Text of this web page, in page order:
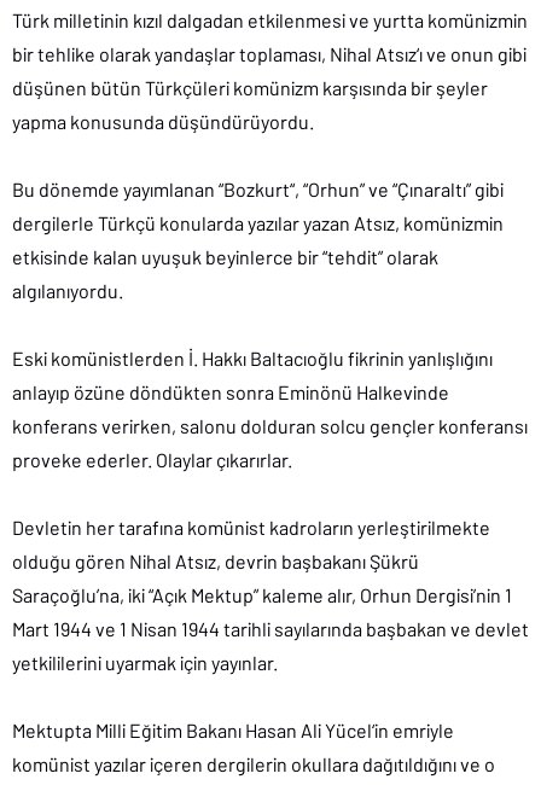
Türk milletinin kızıl dalgadan etkilenmesi ve yurtta komünizmin
bir tehlike olarak yandaşlar toplaması, Nihal Atsız‘ı ve onun gibi
düşünen bütün Türkçüleri komünizm karşısında bir şeyler
yapma konusunda düşündürüyordu.
Bu dönemde yayımlanan “Bozkurt“, “Orhun” ve “Çınaraltı” gibi
dergilerle Türkçü konularda yazılar yazan Atsız, komünizmin
etkisinde kalan uyuşuk beyinlerce bir “tehdit” olarak
algılanıyordu.
Eski komünistlerden İ. Hakkı Baltacıoğlu fikrinin yanlışlığını
anlayıp özüne döndükten sonra Eminönü Halkevinde
konferans verirken, salonu dolduran solcu gençler konferansı
proveke ederler. Olaylar çıkarırlar.
Devletin her tarafına komünist kadroların yerleştirilmekte
olduğu gören Nihal Atsız, devrin başbakanı Şükrü
Saraçoğlu’na, iki “Açık Mektup” kaleme alır, Orhun Dergisi’nin 1
Mart 1944 ve 1 Nisan 1944 tarihli sayılarında başbakan ve devlet
yetkililerini uyarmak için yayınlar.
Mektupta Milli Eğitim Bakanı Hasan Ali Yücel‘in emriyle
komünist yazılar içeren dergilerin okullara dağıtıldığını ve o